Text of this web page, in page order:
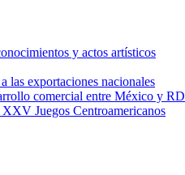
y actos artísticos
las exportaciones nacionales
comercial entre México y RD
Juegos Centroamericanos